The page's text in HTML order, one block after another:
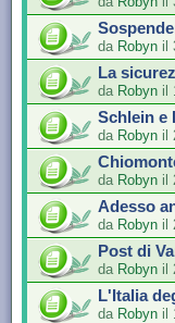
da Robyn il
La
da Robyn il
Schlein e
da Robyn il
da Robyn il
Adesso
da Robyn il
Post di
da Robyn il
L'Italia
da Robyn il